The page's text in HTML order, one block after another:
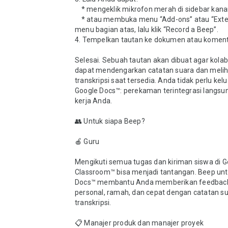
menu bagian atas, lalu klik “Record a Beep”.
4. Tempelkan tautan ke dokumen atau
Selesai. Sebuah tautan akan dibuat agar
dapat mendengarkan catatan suara dan
transkripsi saat tersedia. Anda tidak perlu
Google Docs™: perekaman terintegrasi
kerja Anda.
👥 Untuk siapa Beep?
🍎 Guru
Mengikuti semua tugas dan kiriman siswa di
Classroom™ bisa menjadi tantangan. Beep
Docs™ membantu Anda memberikan
personal, ramah, dan cepat dengan catatan
transkripsi.
📋 Manajer produk dan manajer proyek